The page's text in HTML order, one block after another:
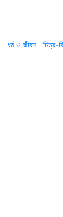
ধর্ম ও জীবন চিত্র-